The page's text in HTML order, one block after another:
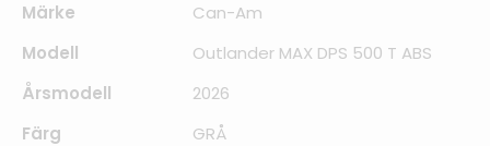
Märke
Can-Am
Modell
Outlander MAX DPS 500 T ABS
Årsmodell
2026
Färg
GRÅ